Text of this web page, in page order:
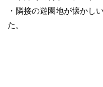
・隣接の遊園地が懐かし
た。